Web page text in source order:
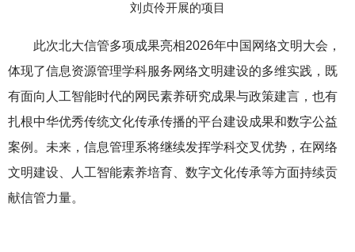
刘贞伶开展的项目
此次北大信管多项成果亮相2026年中国网络文明大会，
体现了信息资源管理学科服务网络文明建设的多维实践，既
有面向人工智能时代的网民素养研究成果与政策建言，也有
扎根中华优秀传统文化传承传播的平台建设成果和数字公益
案例。未来，信息管理系将继续发挥学科交叉优势，在网络
文明建设、人工智能素养培育、数字文化传承等方面持续贡
献信管力量。